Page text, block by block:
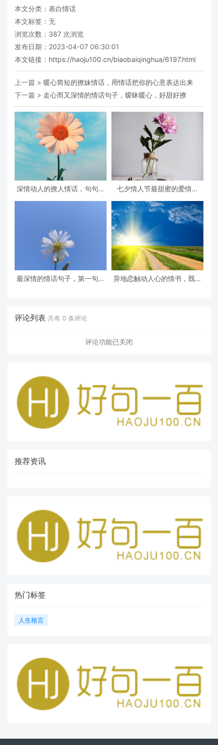
本文分类： 表白情话
本文标签：无
浏览次数： 387 次浏览
发布日期：2023-04-07 06:30:01
本文链接： https://haoju100.cn/biaobaiqinghua/6197.html
上一篇 > 暖心简短的撩妹情话，用情话把你的心意表达出来
下一篇 > 走心而又深情的情话句子，暧昧暖心，好甜好撩
深情动人的撩人情话，句句甜
七夕情人节最甜蜜的爱情句
最深情的情话句子，第一句就
异地恋触动人心的情书，既真
评论列表 共有 0 条评论
评论功能已关闭
推荐资讯
热门标签
人生格言